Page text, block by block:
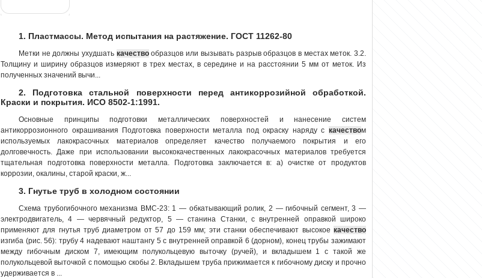
1. Пластмассы. Метод испытания на растяжение. ГОСТ 11262-80
Метки не должны ухудшать качествообразцов или вызывать разрыв образцов в местах меток. 3.2.
Толщину и ширину образцов измеряют в трех местах, в середине и на расстоянии 5 мм от меток. Из
полученных значений вычи...
2. Подготовка стальной поверхности перед антикоррозийной обработкой.
Краски и покрытия. ИСО 8502-1:1991.
Основные принципы подготовки металлических поверхностей и нанесение систем
антикоррозионного окрашивания Подготовка поверхности металла под окраску наряду с качеством
используемых лакокрасочных материалов определяет качество получаемого покрытия и его
долговечность. Даже при использовании высококачественных лакокрасочных материалов требуется
тщательная подготовка поверхности металла. Подготовка заключается в: a) очистке от продуктов
коррозии, окалины, старой краски, ж...
3. Гнутье труб в холодном состоянии
Схема трубогибочного механизма ВМС-23: 1 — обкатывающий ролик, 2 — гибочный сегмент, 3 —
электродвигатель, 4 — червячный редуктор, 5 — станина Станки, с внутренней оправкой широко
применяют для гнутья труб диаметром от 57 до 159 мм; эти станки обеспечивают высокое качество
изгиба (рис. 56): трубу 4 надевают наштангу 5 с внутренней оправкой 6 (дорном), конец трубы зажимают
между гибочным диском 7, имеющим полукольцевую выточку (ручей), и вкладышем 1 с такой же
полукольцевой выточкой с помощью скобы 2. Вкладышем труба прижимается к гибочному диску и прочно
удерживается в ...